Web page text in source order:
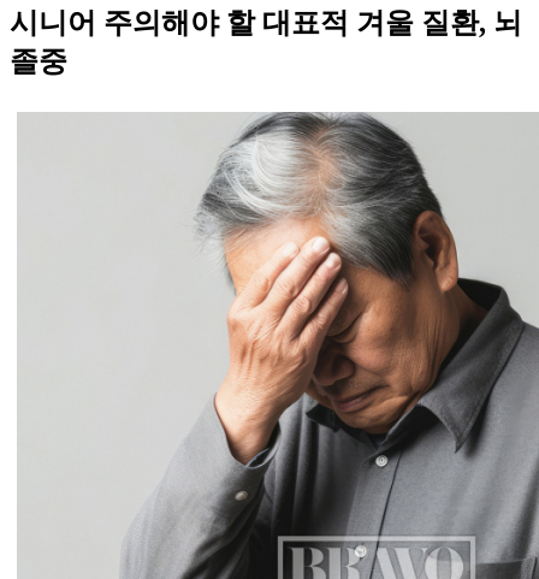
시니어 주의해야 할 대표적 겨울 질환, 뇌
졸중